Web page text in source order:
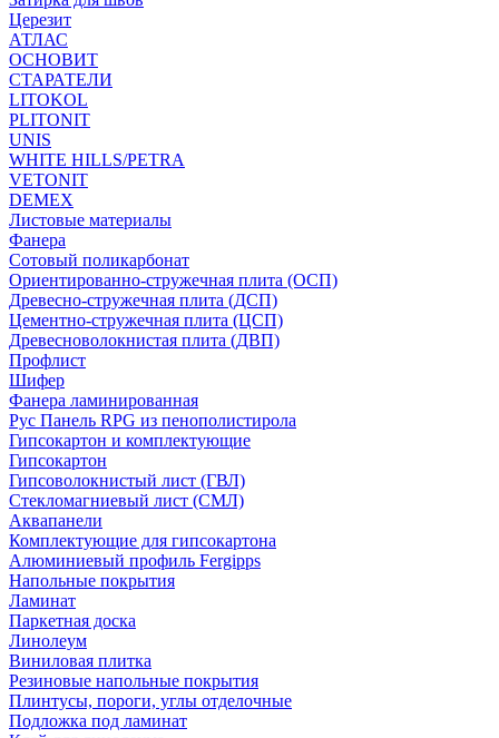
Церезит
АТЛАС
ОСНОВИТ
СТАРАТЕЛИ
LITOKOL
PLITONIT
UNIS
WHITE HILLS/PETRA
VETONIT
DEMEX
Листовые материалы
Фанера
Сотовый поликарбонат
Ориентированно-стружечная плита (ОСП)
Древесно-стружечная плита (ДСП)
Цементно-стружечная плита (ЦСП)
Древесноволокнистая плита (ДВП)
Профлист
Шифер
Фанера ламинированная
Рус Панель RPG из пенополистирола
Гипсокартон и комплектующие
Гипсокартон
Гипсоволокнистый лист (ГВЛ)
Стекломагниевый лист (СМЛ)
Аквапанели
Комплектующие для гипсокартона
Алюминиевый профиль Fergipps
Напольные покрытия
Ламинат
Паркетная доска
Линолеум
Виниловая плитка
Резиновые напольные покрытия
Плинтусы, пороги, углы отделочные
Подложка под ламинат